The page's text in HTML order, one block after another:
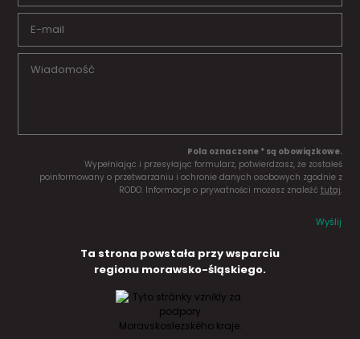
Pola oznaczone * są obowiązkowe.
Wypełniając i przesyłając formularz, potwierdzasz, że zostałeś
poinformowany o przetwarzaniu i ochronie danych osobowych zgodnie z
RODO. Informacje o prywatności możesz znaleźć tutaj.
Wyślij
Ta strona powstała przy wsparciu
regionu morawsko-śląskiego.